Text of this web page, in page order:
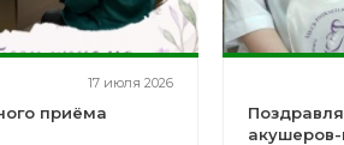
17 июля 2026
приёма
акушеров-